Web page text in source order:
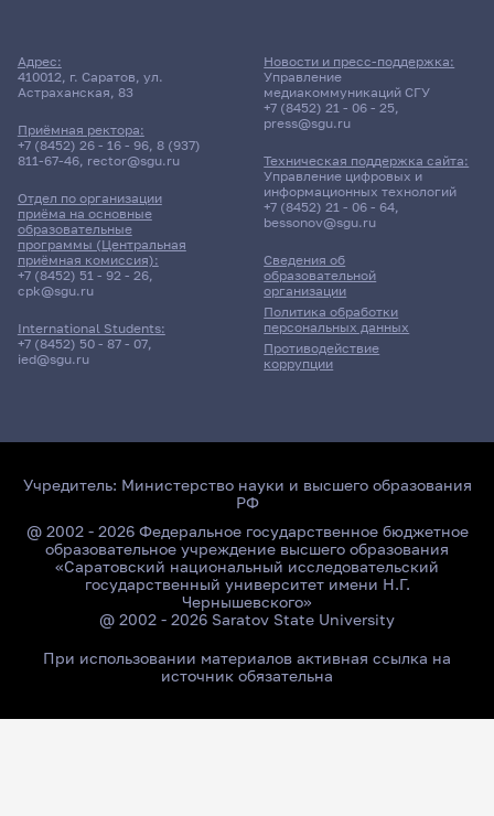
Адрес:
410012, г. Саратов, ул.
Астраханская, 83
Приёмная ректора:
+7 (8452) 26 - 16 - 96, 8 (937)
811-67-46, rector@sgu.ru
Отдел по организации
приёма на основные
образовательные
программы (Центральная
приёмная комиссия):
+7 (8452) 51 - 92 - 26,
cpk@sgu.ru
International Students:
+7 (8452) 50 - 87 - 07,
ied@sgu.ru
Сведения об
образовательной
организации
Политика обработки
персональных данных
Противодействие
коррупции
Новости и пресс-поддержка:
Управление
медиакоммуникаций СГУ
+7 (8452) 21 - 06 - 25,
press@sgu.ru
Техническая поддержка сайта:
Управление цифровых и
информационных технологий
+7 (8452) 21 - 06 - 64,
bessonov@sgu.ru
Учредитель: Министерство науки и высшего образования
РФ
@ 2002 - 2026 Федеральное государственное бюджетное
образовательное учреждение высшего образования
«Саратовский национальный исследовательский
государственный университет имени Н.Г.
Чернышевского»
@ 2002 - 2026 Saratov State University
При использовании материалов активная ссылка на
источник обязательна